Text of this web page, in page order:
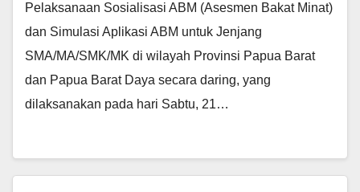
Pelaksanaan Sosialisasi ABM (Asesmen Bakat Minat)
dan Simulasi Aplikasi ABM untuk Jenjang
SMA/MA/SMK/MK di wilayah Provinsi Papua Barat
dan Papua Barat Daya secara daring, yang
dilaksanakan pada hari Sabtu, 21…